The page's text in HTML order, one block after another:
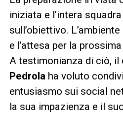
iniziata e l’intera
sull’obiettivo.
e l’attesa per la
A testimonianza di ciò, il
Pedrolaha voluto
entusiasmo sui social
la sua impazienza e il